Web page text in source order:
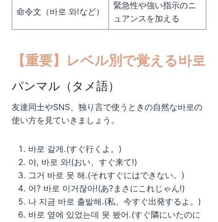
命令文（바로 와!など）
緊急性や強い指示のニ
ュアンスを加える
【重要】レベル別で覚える바로
パンマル（タメ語）
友達同士やSNS、独り言で使うときの自然な바로の
使い方を見ていきましょう。
바로 갈게.(すぐ行くよ。)
야, 바로 와!(おい、すぐ来て!)
그거 바로 못 해.(それすぐにはできない。)
어? 바로 이거잖아!(あ?まさにこれじゃん!)
나 지금 바로 출발해.(私、今すぐ出発するよ。)
바로 옆에 있었는데 못 봤어.(すぐ隣にいたのに